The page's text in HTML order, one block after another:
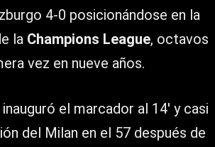
4-0 posicionándose en la
la Champions League, octavos
vez en nueve años.
inauguró el marcador al 14′ y casi
del Milan en el 57 después de